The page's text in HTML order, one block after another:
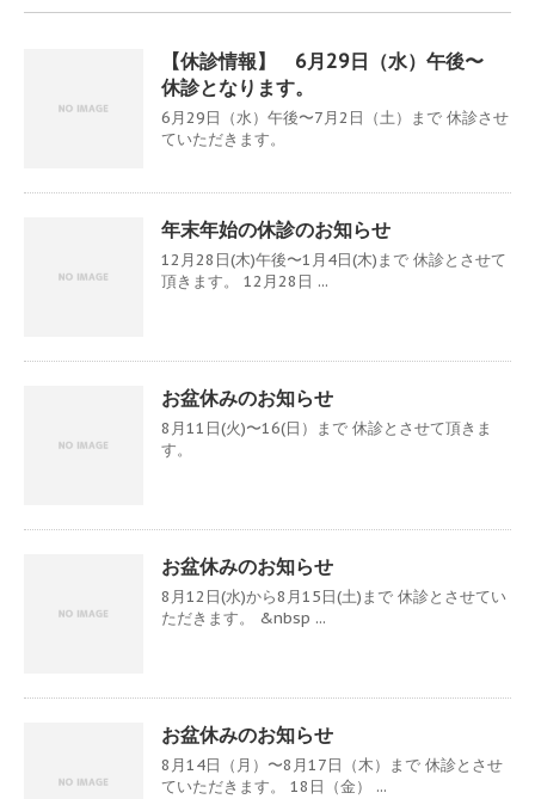
【休診情報】 6月29日（水）午後〜
休診となります。
6月29日（水）午後〜7月2日（土）まで 休診させ
ていただきます。
年末年始の休診のお知らせ
12月28日(木)午後〜1月4日(木)まで 休診とさせて
頂きます。 12月28日 ...
お盆休みのお知らせ
8月11日(火)〜16(日）まで 休診とさせて頂きま
す。
お盆休みのお知らせ
8月12日(水)から8月15日(土)まで 休診とさせてい
ただきます。 &nbsp ...
お盆休みのお知らせ
8月14日（月）〜8月17日（木）まで 休診とさせ
ていただきます。 18日（金） ...